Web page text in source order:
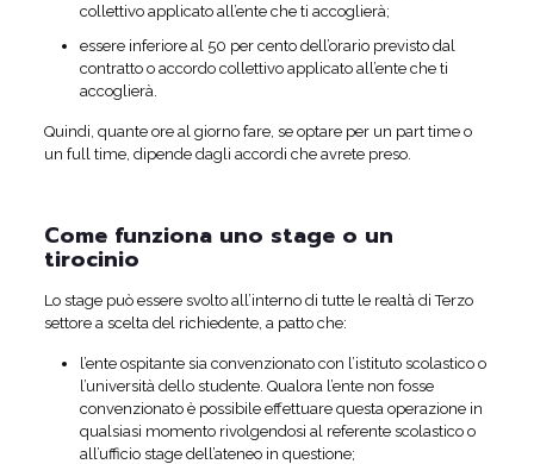
collettivo applicato all’ente che ti accoglierà;
essere inferiore al 50 per cento dell’orario previsto dal
contratto o accordo collettivo applicato all’ente che ti
accoglierà.
Quindi, quante ore al giorno fare, se optare per un part time o
un full time, dipende dagli accordi che avrete preso.
Come funziona uno stage o un
tirocinio
Lo stage può essere svolto all’interno di tutte le realtà di Terzo
settore a scelta del richiedente, a patto che:
l’ente ospitante sia convenzionato con l’istituto scolastico o
l’università dello studente. Qualora l’ente non fosse
convenzionato è possibile effettuare questa operazione in
qualsiasi momento rivolgendosi al referente scolastico o
all’ufficio stage dell’ateneo in questione;